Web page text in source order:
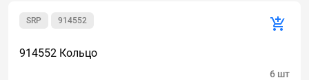
914552
SRP
914552 Кольцо
6 шт